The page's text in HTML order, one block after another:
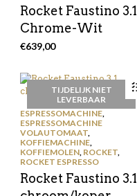
Rocket Faustino 3.1
Chrome-Wit
€639,00
TIJDELIJK NIET
LEVERBAAR
ESPRESSOMACHINE,
ESPRESSOMACHINE
VOLAUTOMAAT,
KOFFIEMACHINE,
KOFFIEMOLEN, ROCKET,
ROCKET ESPRESSO
Rocket Faustino 3.1